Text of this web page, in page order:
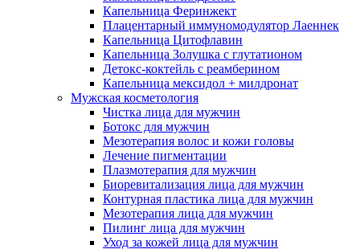
Капельница Феринжект
Плацентарный иммуномодулятор Лаеннек
Капельница Цитофлавин
Капельница Золушка с глутатионом
Детокс-коктейль с реамберином
Капельница мексидол + милдронат
Мужская косметология
Чистка лица для мужчин
Ботокс для мужчин
Мезотерапия волос и кожи головы
Лечение пигментации
Плазмотерапия для мужчин
Биоревитализация лица для мужчин
Контурная пластика лица для мужчин
Мезотерапия лица для мужчин
Пилинг лица для мужчин
Уход за кожей лица для мужчин